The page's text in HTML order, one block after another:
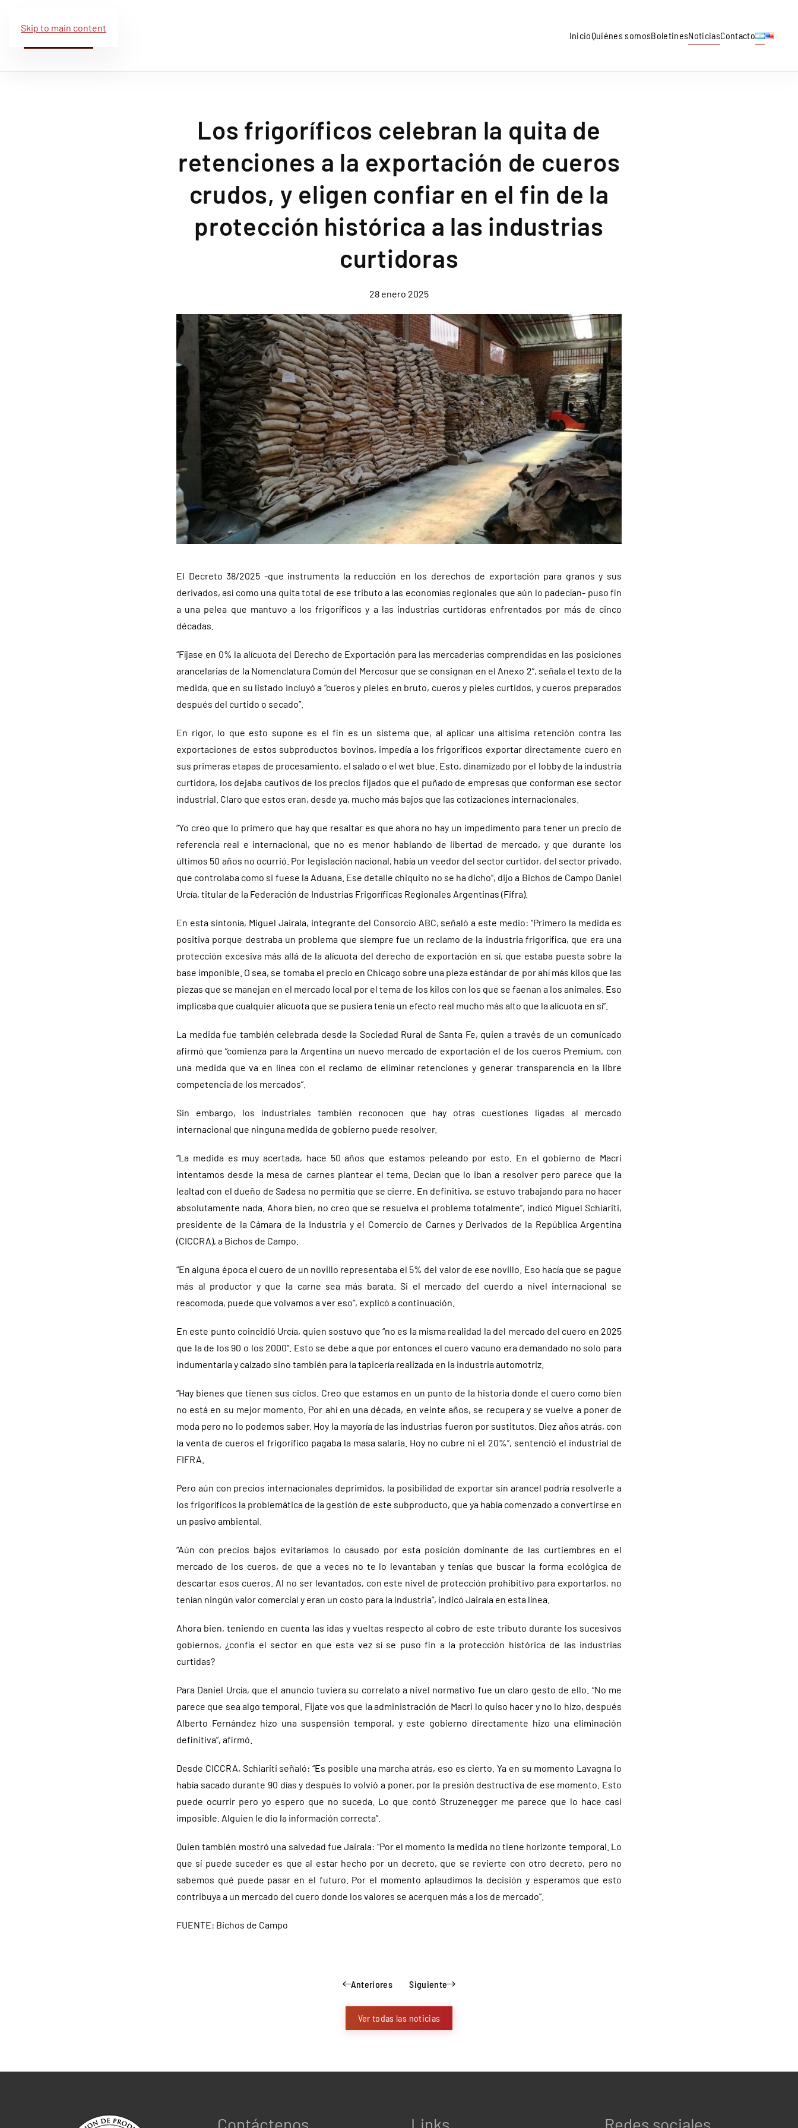
Skip to main content
InicioQuiénes somosBoletinesNoticiasContacto
Los frigoríficos celebran la quita de
retenciones a la exportación de cueros
crudos, y eligen confiar en el fin de la
protección histórica a las industrias
curtidoras
28 enero 2025
El Decreto 38/2025 -que instrumenta la reducción en los derechos de exportación para granos y sus
derivados, así como una quita total de ese tributo a las economías regionales que aún lo padecían- puso fin
a una pelea que mantuvo a los frigoríficos y a las industrias curtidoras enfrentados por más de cinco
décadas.
“Fíjase en 0% la alícuota del Derecho de Exportación para las mercaderías comprendidas en las posiciones
arancelarias de la Nomenclatura Común del Mercosur que se consignan en el Anexo 2”, señala el texto de la
medida, que en su listado incluyó a “cueros y pieles en bruto, cueros y pieles curtidos, y cueros preparados
después del curtido o secado”.
En rigor, lo que esto supone es el fin es un sistema que, al aplicar una altísima retención contra las
exportaciones de estos subproductos bovinos, impedía a los frigoríficos exportar directamente cuero en
sus primeras etapas de procesamiento, el salado o el wet blue. Esto, dinamizado por el lobby de la industria
curtidora, los dejaba cautivos de los precios fijados que el puñado de empresas que conforman ese sector
industrial. Claro que estos eran, desde ya, mucho más bajos que las cotizaciones internacionales.
“Yo creo que lo primero que hay que resaltar es que ahora no hay un impedimento para tener un precio de
referencia real e internacional, que no es menor hablando de libertad de mercado, y que durante los
últimos 50 años no ocurrió. Por legislación nacional, había un veedor del sector curtidor, del sector privado,
que controlaba como si fuese la Aduana. Ese detalle chiquito no se ha dicho”, dijo a Bichos de Campo Daniel
Urcía, titular de la Federación de Industrias Frigoríficas Regionales Argentinas (Fifra).
En esta sintonía, Miguel Jairala, integrante del Consorcio ABC, señaló a este medio: “Primero la medida es
positiva porque destraba un problema que siempre fue un reclamo de la industria frigorífica, que era una
protección excesiva más allá de la alícuota del derecho de exportación en sí, que estaba puesta sobre la
base imponible. O sea, se tomaba el precio en Chicago sobre una pieza estándar de por ahí más kilos que las
piezas que se manejan en el mercado local por el tema de los kilos con los que se faenan a los animales. Eso
implicaba que cualquier alícuota que se pusiera tenía un efecto real mucho más alto que la alícuota en sí”.
La medida fue también celebrada desde la Sociedad Rural de Santa Fe, quien a través de un comunicado
afirmó que “comienza para la Argentina un nuevo mercado de exportación el de los cueros Premium, con
una medida que va en línea con el reclamo de eliminar retenciones y generar transparencia en la libre
competencia de los mercados”.
Sin embargo, los industriales también reconocen que hay otras cuestiones ligadas al mercado
internacional que ninguna medida de gobierno puede resolver.
“La medida es muy acertada, hace 50 años que estamos peleando por esto. En el gobierno de Macri
intentamos desde la mesa de carnes plantear el tema. Decían que lo iban a resolver pero parece que la
lealtad con el dueño de Sadesa no permitía que se cierre. En definitiva, se estuvo trabajando para no hacer
absolutamente nada. Ahora bien, no creo que se resuelva el problema totalmente”, indicó Miguel Schiariti,
presidente de la Cámara de la Industria y el Comercio de Carnes y Derivados de la República Argentina
(CICCRA), a Bichos de Campo.
“En alguna época el cuero de un novillo representaba el 5% del valor de ese novillo. Eso hacía que se pague
más al productor y que la carne sea más barata. Si el mercado del cuerdo a nivel internacional se
reacomoda, puede que volvamos a ver eso”, explicó a continuación.
En este punto coincidió Urcía, quien sostuvo que “no es la misma realidad la del mercado del cuero en 2025
que la de los 90 o los 2000”. Esto se debe a que por entonces el cuero vacuno era demandado no solo para
indumentaria y calzado sino también para la tapicería realizada en la industria automotriz.
“Hay bienes que tienen sus ciclos. Creo que estamos en un punto de la historia donde el cuero como bien
no está en su mejor momento. Por ahí en una década, en veinte años, se recupera y se vuelve a poner de
moda pero no lo podemos saber. Hoy la mayoría de las industrias fueron por sustitutos. Diez años atrás, con
la venta de cueros el frigorífico pagaba la masa salaria. Hoy no cubre ni el 20%”, sentenció el industrial de
FIFRA.
Pero aún con precios internacionales deprimidos, la posibilidad de exportar sin arancel podría resolverle a
los frigoríficos la problemática de la gestión de este subproducto, que ya había comenzado a convertirse en
un pasivo ambiental.
“Aún con precios bajos evitaríamos lo causado por esta posición dominante de las curtiembres en el
mercado de los cueros, de que a veces no te lo levantaban y tenías que buscar la forma ecológica de
descartar esos cueros. Al no ser levantados, con este nivel de protección prohibitivo para exportarlos, no
tenían ningún valor comercial y eran un costo para la industria”, indicó Jairala en esta línea.
Ahora bien, teniendo en cuenta las idas y vueltas respecto al cobro de este tributo durante los sucesivos
gobiernos, ¿confía el sector en que esta vez sí se puso fin a la protección histórica de las industrias
curtidas?
Para Daniel Urcía, que el anuncio tuviera su correlato a nivel normativo fue un claro gesto de ello. “No me
parece que sea algo temporal. Fijate vos que la administración de Macri lo quiso hacer y no lo hizo, después
Alberto Fernández hizo una suspensión temporal, y este gobierno directamente hizo una eliminación
definitiva”, afirmó.
Desde CICCRA, Schiariti señaló: “Es posible una marcha atrás, eso es cierto. Ya en su momento Lavagna lo
había sacado durante 90 días y después lo volvió a poner, por la presión destructiva de ese momento. Esto
puede ocurrir pero yo espero que no suceda. Lo que contó Struzenegger me parece que lo hace casi
imposible. Alguien le dio la información correcta”.
Quien también mostró una salvedad fue Jairala: “Por el momento la medida no tiene horizonte temporal. Lo
que sí puede suceder es que al estar hecho por un decreto, que se revierte con otro decreto, pero no
sabemos qué puede pasar en el futuro. Por el momento aplaudimos la decisión y esperamos que esto
contribuya a un mercado del cuero donde los valores se acerquen más a los de mercado”.
FUENTE: Bichos de Campo
Anteriores Siguiente
Ver todas las noticias
Contáctenos Links Redes sociales